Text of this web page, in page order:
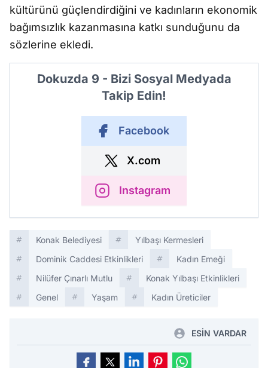
kültürünü güçlendirdiğini ve kadınların ekonomik
bağımsızlık kazanmasına katkı sunduğunu da
sözlerine ekledi.
Dokuzda 9 - Bizi Sosyal Medyada
Takip Edin!
Facebook
X.com
Instagram
Konak Belediyesi
Yılbaşı Kermesleri
Dominik Caddesi Etkinlikleri
Kadın Emeği
Nilüfer Çınarlı Mutlu
Konak Yılbaşı Etkinlikleri
Genel
Yaşam Kadın Üreticiler
ESİN VARDAR